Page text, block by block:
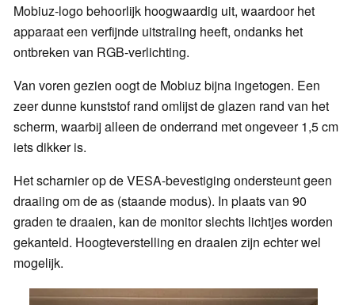
Mobiuz-logo behoorlijk hoogwaardig uit, waardoor het
apparaat een verfijnde uitstraling heeft, ondanks het
ontbreken van RGB-verlichting.
Van voren gezien oogt de Mobiuz bijna ingetogen. Een
zeer dunne kunststof rand omlijst de glazen rand van het
scherm, waarbij alleen de onderrand met ongeveer 1,5 cm
iets dikker is.
Het scharnier op de VESA-bevestiging ondersteunt geen
draaiing om de as (staande modus). In plaats van 90
graden te draaien, kan de monitor slechts lichtjes worden
gekanteld. Hoogteverstelling en draaien zijn echter wel
mogelijk.